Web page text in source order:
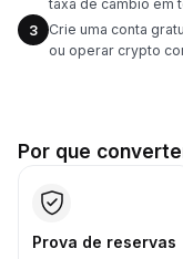
taxa de câmbio em
3
Crie uma conta
ou operar crypto
Por que
Prova de reservas